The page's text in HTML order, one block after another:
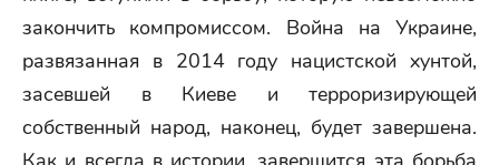
закончить компромиссом. Война на Украине,
развязанная в 2014 году нацистской хунтой,
засевшей в Киеве и терроризирующей
собственный народ, наконец, будет завершена.